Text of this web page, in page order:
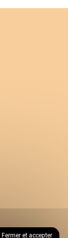
Fermer et accepter